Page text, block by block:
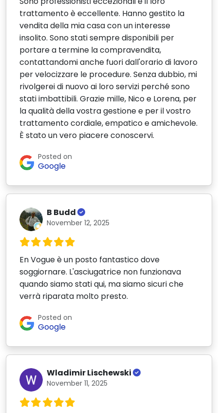
trattamento è eccellente. Hanno gestito la
vendita della mia casa con un interesse
insolito. Sono stati sempre disponibili per
portare a termine la compravendita,
contattandomi anche fuori dall'orario di lavoro
per velocizzare le procedure. Senza dubbio, mi
rivolgerei di nuovo ai loro servizi perché sono
stati imbattibili. Grazie mille, Nico e Lorena, per
la qualità della vostra gestione e per il vostro
trattamento cordiale, empatico e amichevole.
È stato un vero piacere conoscervi.
Posted on
Google
B Budd
November 12, 2025
En Vogue è un posto fantastico dove
soggiornare. L'asciugatrice non funzionava
quando siamo stati qui, ma siamo sicuri che
verrà riparata molto presto.
Posted on
Google
Wladimir Lischewski
November 11, 2025